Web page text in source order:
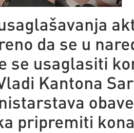
da se u
se usaglasiti
Kantona
pripremiti